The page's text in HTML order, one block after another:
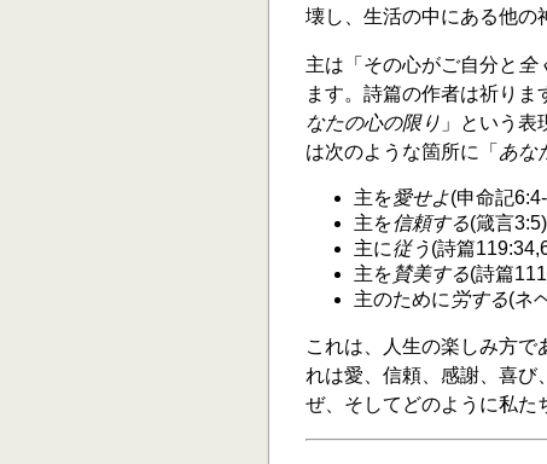
壊し、生活の中にある他の
主は「その心がご自分と 全
ます。詩篇の作者は祈りま
なたの心の限り 」という
は次のような箇所に「 あな
主を愛せよ(申命記
主を信頼する(箴言3:5)
主に従う (詩篇
主を賛美する(詩篇
主のために労する(ネ
これは、人生の楽しみ方で
れは愛、信頼、感謝、喜び
ぜ、そしてどのように私た